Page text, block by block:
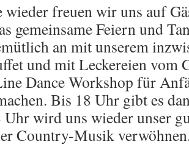
wieder freuen wir uns auf
gemeinsame Feiern und
an mit unserem
und mit Leckereien
Dance Workshop für
Bis 18 Uhr gibt es
Uhr wird uns wieder unser
Country-Musik